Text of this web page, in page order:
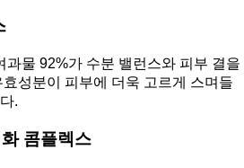
과물 92%가 수분 밸런스와 피부 결을
성분이 피부에 더욱 고르게 스며들
.
콤플렉스